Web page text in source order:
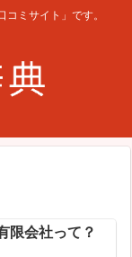
ミサイト」です。
限会社って？